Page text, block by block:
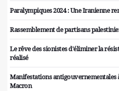
Paralympiques 2024 : Une Iranienne
Rassemblement de partisans
Le rêve des sionistes d'éliminer la
réalisé
Manifestations antigouvernementales
Macron